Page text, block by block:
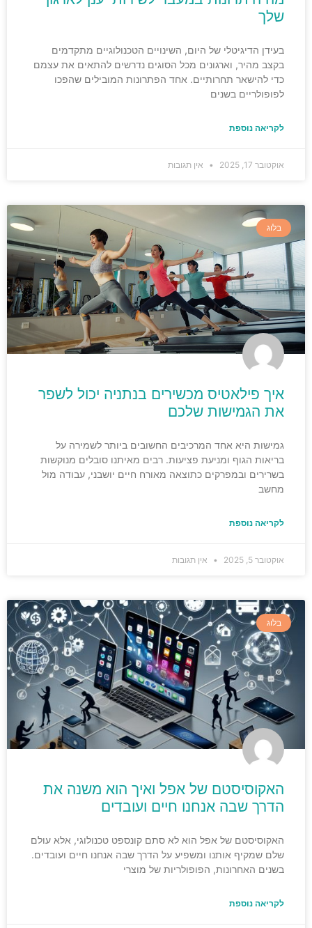
שלך
בעידן הדיגיטלי של היום, השינויים הטכנולוגיים מתקדמים
בקצב מהיר, וארגונים מכל הסוגים נדרשים להתאים את עצמם
כדי להישאר תחרותיים. אחד הפתרונות המובילים שהפכו
לפופולריים בשנים
לקריאה נוספת
אוקטובר 17, 2025 אין תגובות
בלוג
איך פילאטיס מכשירים בנתניה יכול לשפר
את הגמישות שלכם
גמישות היא אחד המרכיבים החשובים ביותר לשמירה על
בריאות הגוף ומניעת פציעות. רבים מאיתנו סובלים מנוקשות
בשרירים ובמפרקים כתוצאה מאורח חיים יושבני, עבודה מול
מחשב
לקריאה נוספת
אוקטובר 5, 2025 אין תגובות
בלוג
האקוסיסטם של אפל ואיך הוא משנה את
הדרך שבה אנחנו חיים ועובדים
האקוסיסטם של אפל הוא לא סתם קונספט טכנולוגי, אלא עולם
שלם שמקיף אותנו ומשפיע על הדרך שבה אנחנו חיים ועובדים.
בשנים האחרונות, הפופולריות של מוצרי
לקריאה נוספת